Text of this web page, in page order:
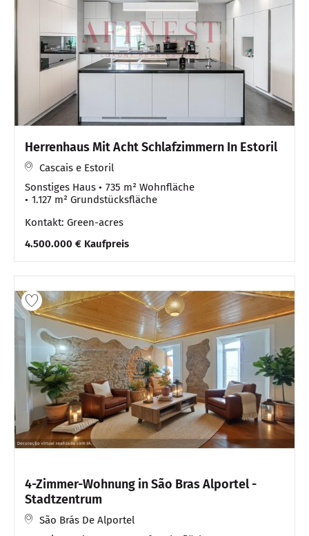
Herrenhaus Mit Acht Schlafzimmern In Estoril
Cascais e Estoril
Sonstiges Haus
735 m² Wohnfläche
1.127 m² Grundstücksfläche
Kontakt: Green-acres
4.500.000 € Kaufpreis
4-Zimmer-Wohnung in São Bras Alportel -
Stadtzentrum
São Brás De Alportel